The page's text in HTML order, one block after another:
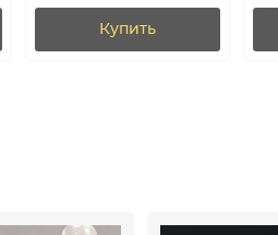
С011040р)
Купить